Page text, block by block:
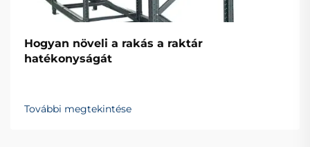
Hogyan növeli a rakás a raktár
hatékonyságát
További megtekintése